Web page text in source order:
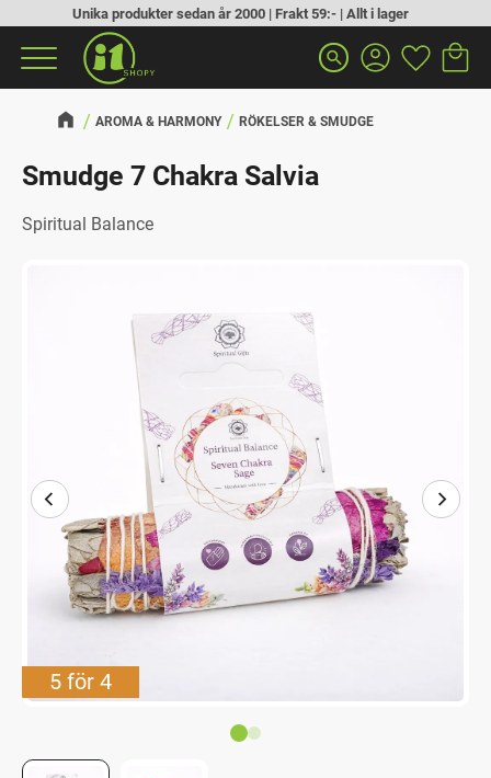
Meny
Unika produkter sedan år 2000 | Frakt 59:- | Allt i lager
search
AROMA & HARMONY RÖKELSER & SMUDGE
Smudge 7 Chakra Salvia
Spiritual Balance
5 för 4